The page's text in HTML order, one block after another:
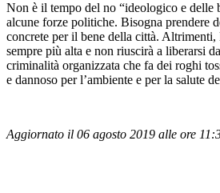
Non è il tempo del no “ideologico e delle
alcune forze politiche. Bisogna prendere
concrete per il bene della città. Altrimenti,
sempre più alta e non riuscirà a liberarsi
criminalità organizzata che fa dei roghi
e dannoso per l’ambiente e per la salute
Aggiornato il 06 agosto 2019 alle ore